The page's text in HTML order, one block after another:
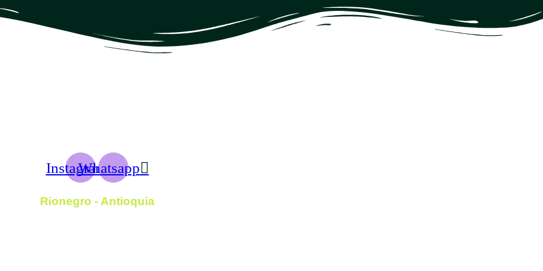
InstagramWhatsapp
Rionegro - Antioquia